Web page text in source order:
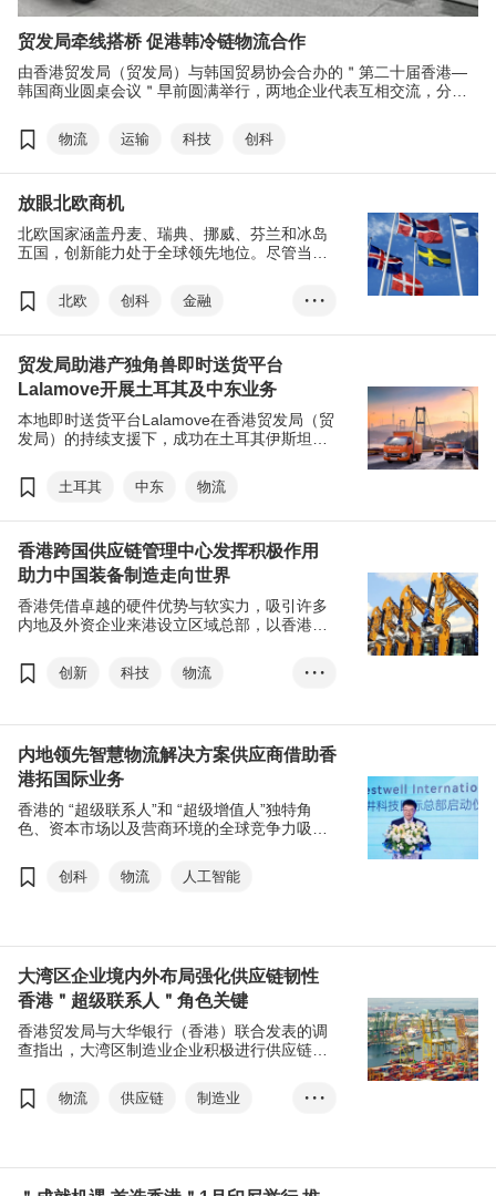
贸发局牵线搭桥 促港韩冷链物流合作
由香港贸发局（贸发局）与韩国贸易协会合办的＂第二十届香港—
韩国商业圆桌会议＂早前圆满举行，两地企业代表互相交流，分享
研发中心签订合作协议，为双方近一年的洽谈打开新局面。
物流 运输 科技 创科
放眼北欧商机
北欧国家涵盖丹麦、瑞典、挪威、芬兰和冰岛
五国，创新能力处于全球领先地位。尽管当地
化、拓展国际市场时遇到不少挑战。北欧五国
在创新科技、绿色能源、医疗健康等领域具备
北欧 创科
金融
物流
知识产权
• • •
贸发局助港产独角兽即时送货平台
Lalamove开展土耳其及中东业务
本地即时送货平台Lalamove在香港贸发局（贸
发局）的持续支援下，成功在土耳其伊斯坦布
至全球14个市场，以捕捉欧洲、中东及非洲地
区（EMEA），以至其他＂一带一路＂沿线国
土耳其 中东 物流
香港跨国供应链管理中心发挥积极作用
助力中国装备制造走向世界
香港凭借卓越的硬件优势与软实力，吸引许多
内地及外资企业来港设立区域总部，以香港作
国供应链管理中心作用，除了助力内地企业
“走出去”推进全球化布局，也促进中国技术输
创新 科技
物流
• • •
内地领先智慧物流解决方案供应商借助香
港拓国际业务
香港的 “超级联系人”和 “超级增值人”独特角
色、资本市场以及营商环境的全球竞争力吸引
台拓展国际市场。面对新的贸易格局，开辟新
市场、发掘新增长点至关重要。香港贸发局致
创科 物流 人工智能
大湾区企业境内外布局强化供应链韧性
香港＂超级联系人＂角色关键
香港贸发局与大华银行（香港）联合发表的调
查指出，大湾区制造业企业积极进行供应链转
链韧性。供应链多元化方面，大部分受访企业
以内地为先、以东盟为海外首选。香港可发挥
物流 供应链
制造业
• • •